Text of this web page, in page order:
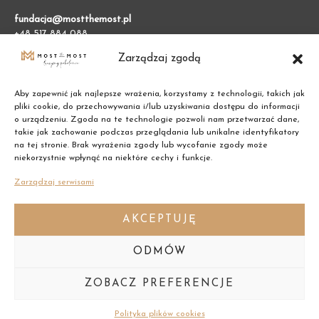
Zarządzaj zgodą
Aby zapewnić jak najlepsze wrażenia, korzystamy z technologii, takich jak
pliki cookie, do przechowywania i/lub uzyskiwania dostępu do informacji
o urządzeniu. Zgoda na te technologie pozwoli nam przetwarzać dane,
takie jak zachowanie podczas przeglądania lub unikalne identyfikatory
na tej stronie. Brak wyrażenia zgody lub wycofanie zgody może
niekorzystnie wpłynąć na niektóre cechy i funkcje.
Zarządzaj serwisami
AKCEPTUJĘ
ODMÓW
ZOBACZ PREFERENCJE
Polityka plików cookies
fundacja@mostthemost.pl
+48 517 884 088
Fundacja Most the Most
00-801 Warszawa (BGK)
NIP: 7011002609
Copyright © 2021 Most the Most